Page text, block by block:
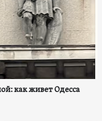
как живет Одесса